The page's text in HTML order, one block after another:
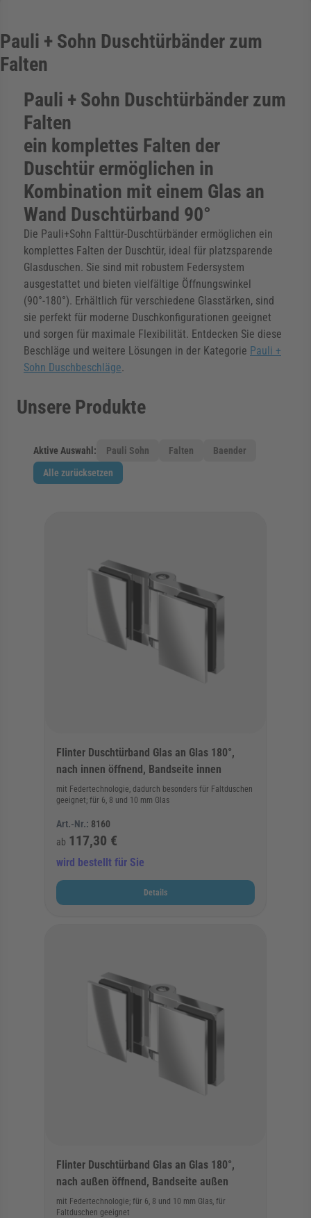
für Kategorie Aussenverglasung
für Kategorie Angebote anzeigen
Pauli + Sohn Duschtürbänder zum
Falten
Pauli + Sohn Duschtürbänder zum
Falten
ein komplettes Falten der
Duschtür ermöglichen in
Kombination mit einem Glas an
Wand Duschtürband 90°
Die Pauli+Sohn Falttür-Duschtürbänder ermöglichen ein
komplettes Falten der Duschtür, ideal für platzsparende
Glasduschen. Sie sind mit robustem Federsystem
ausgestattet und bieten vielfältige Öffnungswinkel
(90°-180°). Erhältlich für verschiedene Glasstärken, sind
sie perfekt für moderne Duschkonfigurationen geeignet
und sorgen für maximale Flexibilität. Entdecken Sie diese
Beschläge und weitere Lösungen in der Kategorie Pauli +
Sohn Duschbeschläge.
Unsere Produkte
Aktive Auswahl: Pauli Sohn Falten
Baender
Alle zurücksetzen
Flinter Duschtürband Glas an Glas 180°,
nach innen öffnend, Bandseite innen
mit Federtechnologie, dadurch besonders für Faltduschen
geeignet; für 6, 8 und 10 mm Glas
Art.-Nr.: 8160
ab 117,30 €
wird bestellt für Sie
Details
Flinter Duschtürband Glas an Glas 180°,
nach außen öffnend, Bandseite außen
mit Federtechnologie; für 6, 8 und 10 mm Glas, für
Faltduschen geeignet